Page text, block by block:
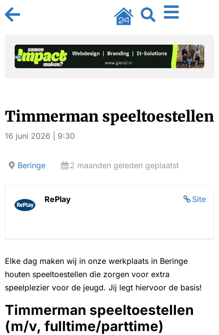
Timmerman speeltoestellen
16 juni 2026 | 9:30
Beringe 2 maanden geleden geplaatst
Site
RePlay
Elke dag maken wij in onze werkplaats in Beringe
houten speeltoestellen die zorgen voor extra
speelplezier voor de jeugd. Jij legt hiervoor de basis!
Timmerman speeltoestellen
(m/v, fulltime/parttime)